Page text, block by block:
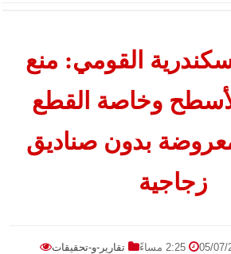
القومي: منع
وخاصة القطع
بدون صناديق
زجاجية
2:25 مساءً تقارير-و-تحقيقات